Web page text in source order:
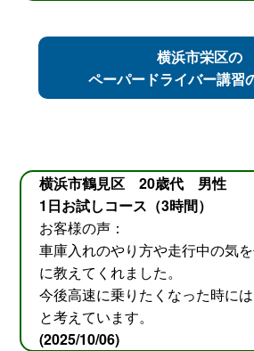
横浜市栄区の
ペーパードライバー講習
横浜市鶴見区 20歳代 男性
1日お試しコース（3時間）
お客様の声：
車庫入れのやり方や走行中の気
に教えてくれました。
今後高速に乗りたくなった時に
と考えています。
(2025/10/06)